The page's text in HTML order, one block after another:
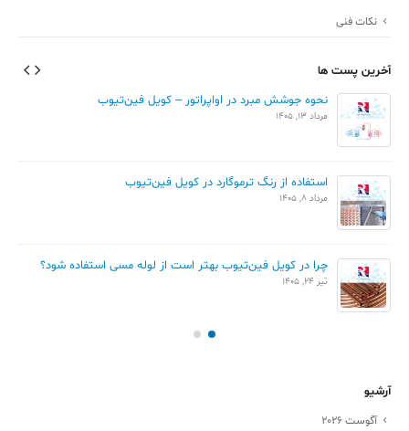
نکات فنی
آخرین پست ها
نحوه جوشش مبرد در اواپراتور – کویل فین‌تیوب
مرداد 13, 1405
استفاده از رنگ ترموگارد در کویل فین‌تیوب
مرداد 8, 1405
چرا در کویل فین‌تیوب بهتر است از لوله مسی استفاده شود؟
تیر 24, 1405
آرشیو
آگوست 2026